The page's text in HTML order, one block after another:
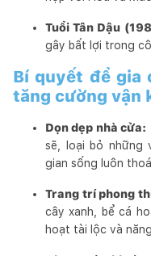
Tuổi Tân Dậu
gây bất lợi trong
Bí quyết để gia
tăng cường vận
Dọn dẹp nhà cửa:
sẽ, loại bỏ những
gian sống luôn
Trang trí phong
cây xanh, bể cá
hoạt tài lộc và